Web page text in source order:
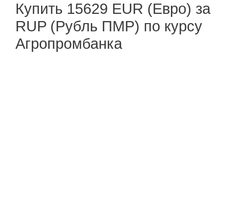
Купить 15629 EUR (Евро) за
RUP (Рубль ПМР) по курсу
Агропромбанка